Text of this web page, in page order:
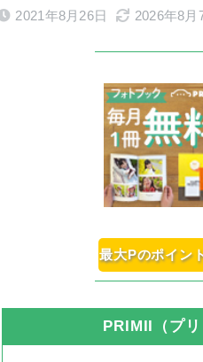
2021年8月26日 2026年8月
最大Pのポイン
PRIMII（プ